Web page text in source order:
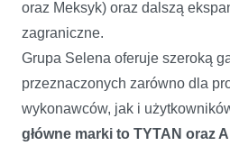
oraz Meksyk) oraz dalszą
zagraniczne.
Grupa Selena oferuje szeroką
przeznaczonych zarówno dla
wykonawców, jak i
główne marki to TYTAN oraz